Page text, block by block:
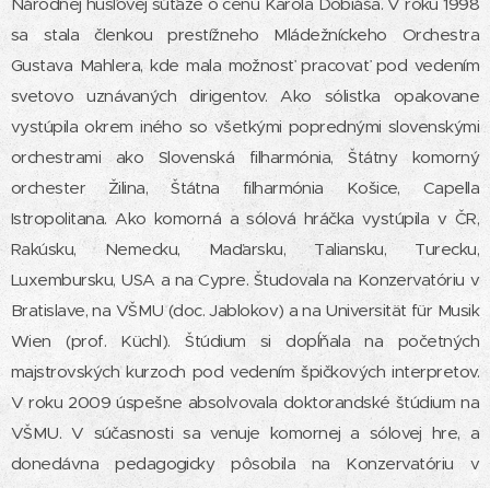
sa stala členkou prestížneho Mládežníckeho Orchestra
Gustava Mahlera, kde mala možnosť pracovať pod vedením
svetovo uznávaných dirigentov. Ako sólistka opakovane
vystúpila okrem iného so všetkými poprednými slovenskými
orchestrami ako Slovenská filharmónia, Štátny komorný
orchester Žilina, Štátna filharmónia Košice, Capella
Istropolitana. Ako komorná a sólová hráčka vystúpila v ČR,
Rakúsku, Nemecku, Maďarsku, Taliansku, Turecku,
Luxembursku, USA a na Cypre. Študovala na Konzervatóriu v
Bratislave, na VŠMU (doc. Jablokov) a na Universität für Musik
Wien (prof. Küchl). Štúdium si dopĺňala na početných
majstrovských kurzoch pod vedením špičkových interpretov.
V roku 2009 úspešne absolvovala doktorandské štúdium na
VŠMU. V súčasnosti sa venuje komornej a sólovej hre, a
donedávna pedagogicky pôsobila na Konzervatóriu v